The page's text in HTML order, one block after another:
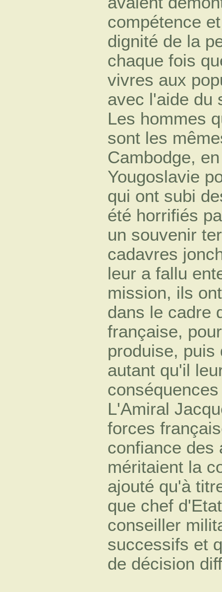
compétence
dignité de la
chaque fois
vivres aux
avec l'aide du
Les hommes
sont les
Cambodge,
Yougoslavie
qui ont subi
été horrifiés
un souvenir
cadavres
leur a fallu
mission, ils
dans le cadre
française,
produise, puis
autant qu'il
L'Amiral
forces
confiance des
méritaient la
ajouté qu'à
que chef
conseiller
successifs et
de décision